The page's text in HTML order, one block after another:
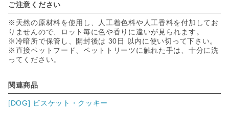
ご注意ください
※天然の原材料を使用し、人工着色料や人工香料を付加してお
りませんので、ロット毎に色や香りに違いが見られます。
※冷暗所で保管し、開封後は 30日 以内に使い切って下さい。
※直接ペットフード、ペットトリーツに触れた手は、十分に洗
ってください。
関連商品
[DOG] ビスケット・クッキー